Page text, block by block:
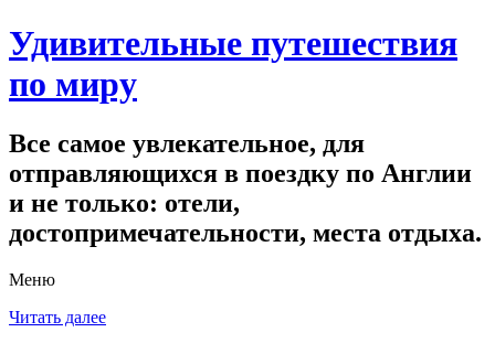
Удивительные путешествия
по миру
Все самое увлекательное, для
отправляющихся в поездку по Англии
и не только: отели,
достопримечательности, места отдыха.
Меню
Читать далее